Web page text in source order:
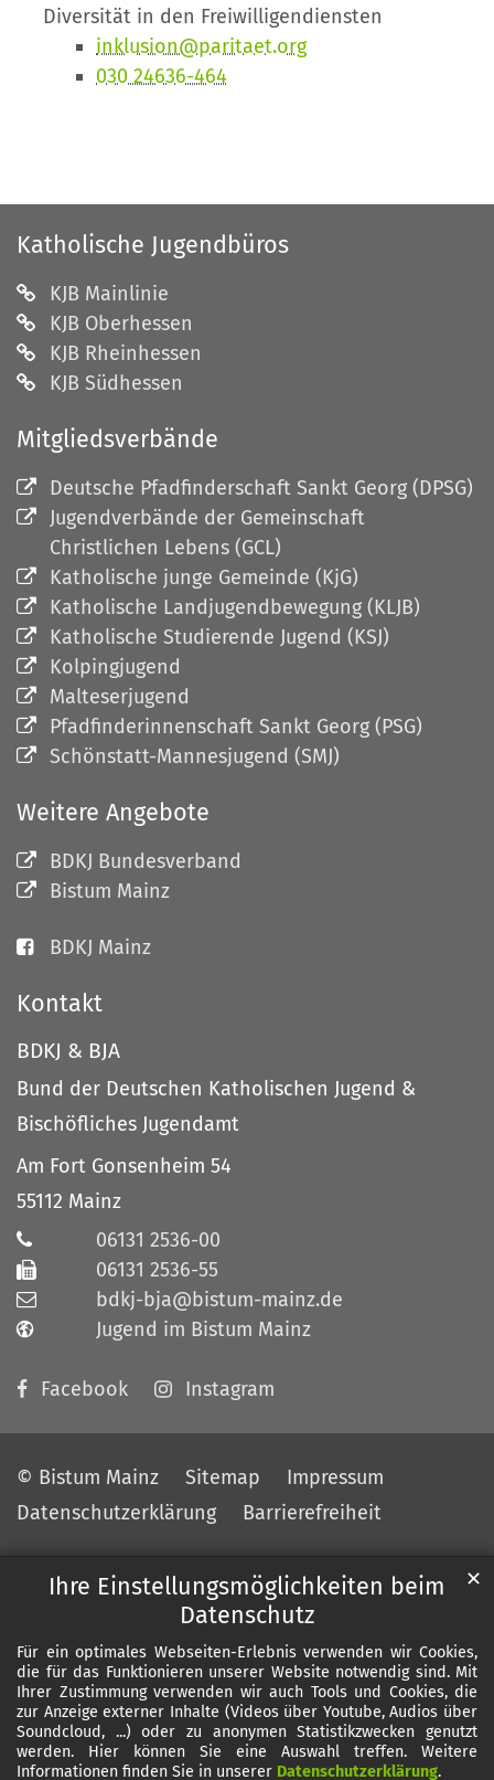
Ihre Einstellungsmöglichkeiten beim
Datenschutz
Für ein optimales Webseiten-Erlebnis verwenden wir Cookies,
die für das Funktionieren unserer Website notwendig sind. Mit
Ihrer Zustimmung verwenden wir auch Tools und Cookies, die
zur Anzeige externer Inhalte (Videos über Youtube, Audios über
Soundcloud, ...) oder zu anonymen Statistikzwecken genutzt
werden. Hier können Sie eine Auswahl treffen. Weitere
Informationen finden Sie in unserer Datenschutzerklärung.
✕
Diversität in den Freiwilligendiensten
inklusion@paritaet.org
030 24636-464
Katholische Jugendbüros
KJB Mainlinie
KJB Oberhessen
KJB Rheinhessen
KJB Südhessen
Mitgliedsverbände
Deutsche Pfadfinderschaft Sankt Georg (DPSG)
Jugendverbände der Gemeinschaft
Christlichen Lebens (GCL)
Katholische junge Gemeinde (KjG)
Katholische Landjugendbewegung (KLJB)
Katholische Studierende Jugend (KSJ)
Kolpingjugend
Malteserjugend
Pfadfinderinnenschaft Sankt Georg (PSG)
Schönstatt-Mannesjugend (SMJ)
Weitere Angebote
BDKJ Bundesverband
Bistum Mainz
BDKJ Mainz
Kontakt
BDKJ & BJA
Bund der Deutschen Katholischen Jugend &
Bischöfliches Jugendamt
Am Fort Gonsenheim 54
55112 Mainz
06131 2536-00
06131 2536-55
bdkj-bja@bistum-mainz.de
Jugend im Bistum Mainz
Facebook Instagram
© Bistum Mainz Sitemap
Impressum
Datenschutzerklärung
Barrierefreiheit